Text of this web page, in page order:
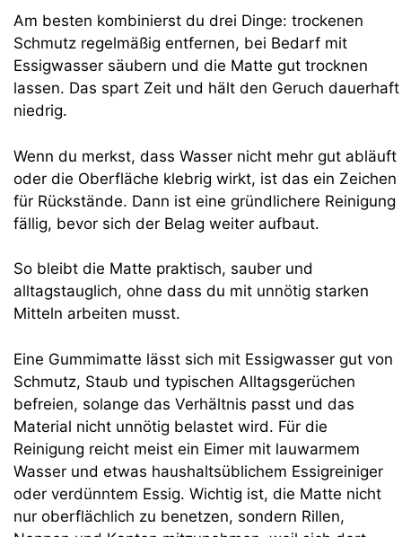
Am besten kombinierst du drei Dinge: trockenen
Schmutz regelmäßig entfernen, bei Bedarf mit
Essigwasser säubern und die Matte gut trocknen
lassen. Das spart Zeit und hält den Geruch dauerhaft
niedrig.
Wenn du merkst, dass Wasser nicht mehr gut abläuft
oder die Oberfläche klebrig wirkt, ist das ein Zeichen
für Rückstände. Dann ist eine gründlichere Reinigung
fällig, bevor sich der Belag weiter aufbaut.
So bleibt die Matte praktisch, sauber und
alltagstauglich, ohne dass du mit unnötig starken
Mitteln arbeiten musst.
Eine Gummimatte lässt sich mit Essigwasser gut von
Schmutz, Staub und typischen Alltagsgerüchen
befreien, solange das Verhältnis passt und das
Material nicht unnötig belastet wird. Für die
Reinigung reicht meist ein Eimer mit lauwarmem
Wasser und etwas haushaltsüblichem Essigreiniger
oder verdünntem Essig. Wichtig ist, die Matte nicht
nur oberflächlich zu benetzen, sondern Rillen,